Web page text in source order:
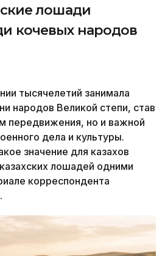
лошади
кочевых народов
тысячелетий занимала
народов Великой степи, став
передвижения, но и важной
дела и культуры.
значение для казахов
лошадей одними
корреспондента